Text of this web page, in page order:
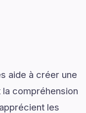
aide à créer une
compréhension
les